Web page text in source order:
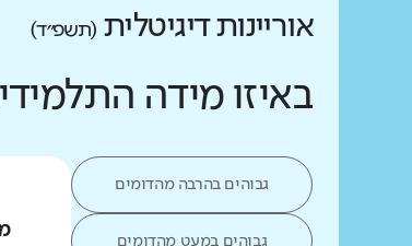
אוריינות דיגיטלית (תשפ״ד)
באיזו מידה
גבוהים בהרבה מהדומים
גבוהים במעט מהדומים